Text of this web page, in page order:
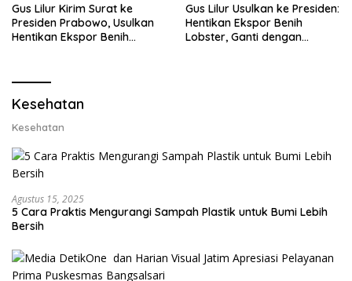
Gus Lilur Kirim Surat ke
Presiden Prabowo, Usulkan
Hentikan Ekspor Benih
Gus Lilur Usulkan ke Presiden:
Hentikan Ekspor Benih
Lobster, Ganti dengan
Kesehatan
Kesehatan
Agustus 15, 2025
5 Cara Praktis Mengurangi Sampah Plastik untuk Bumi Lebih
Bersih